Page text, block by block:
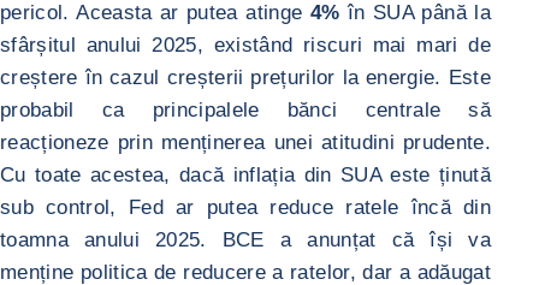
pericol. Aceasta ar putea atinge 4% în SUA până la
sfârșitul anului 2025, existând riscuri mai mari de
creștere în cazul creșterii prețurilor la energie. Este
probabil ca principalele bănci centrale să
reacționeze prin menținerea unei atitudini prudente.
Cu toate acestea, dacă inflația din SUA este ținută
sub control, Fed ar putea reduce ratele încă din
toamna anului 2025. BCE a anunțat că își va
menține politica de reducere a ratelor, dar a adăugat